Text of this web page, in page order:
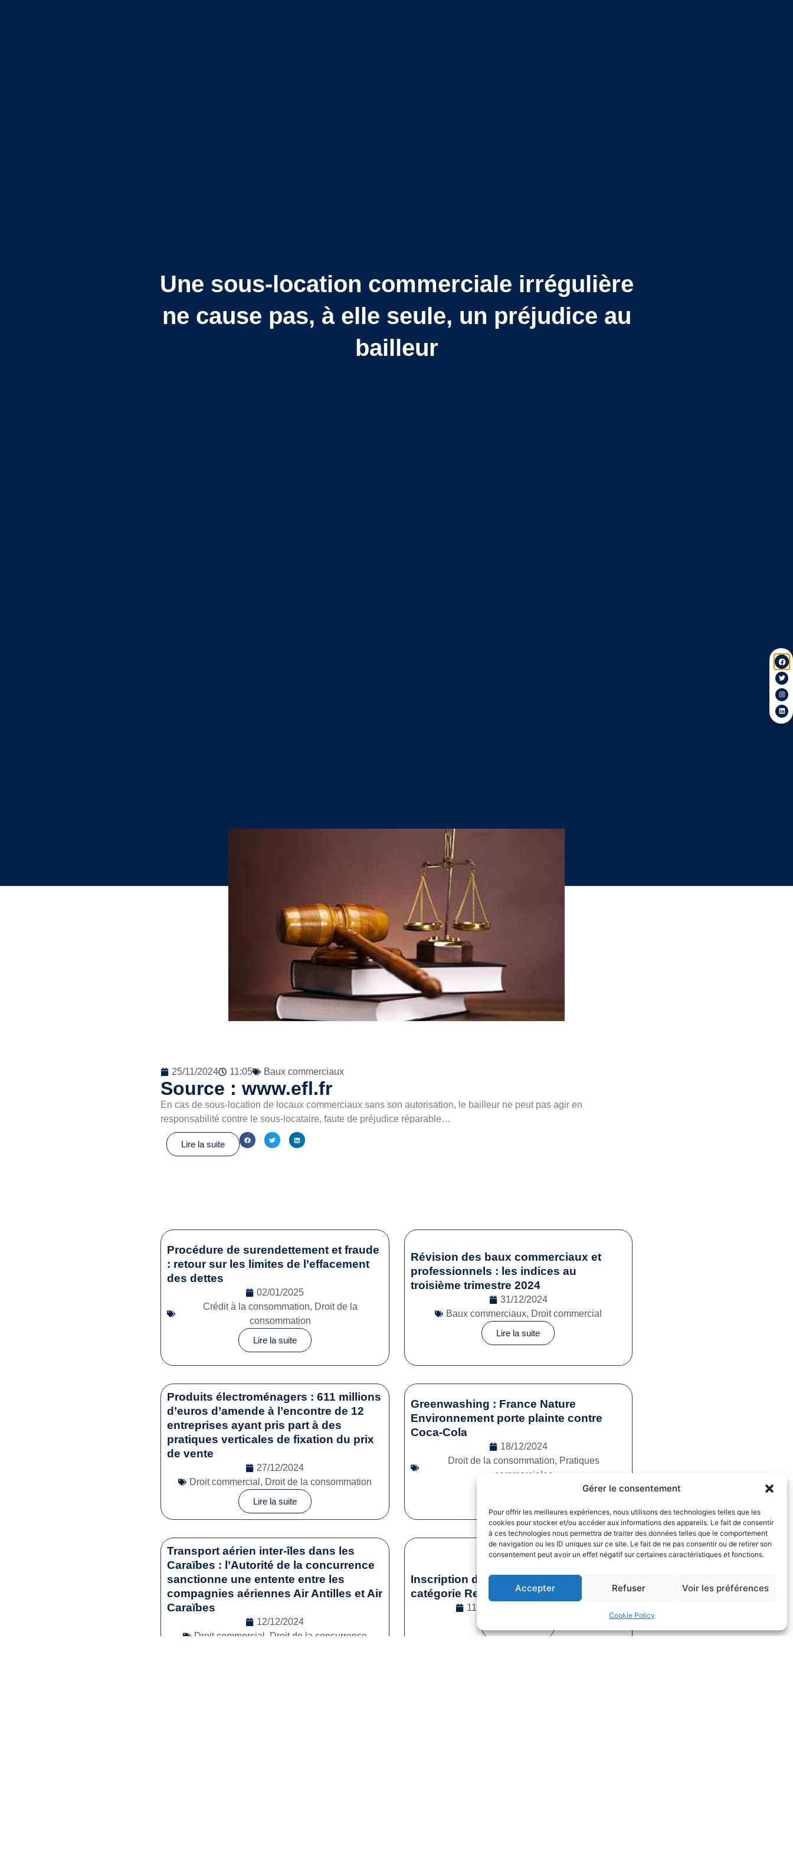
Gérer le consentement
Pour offrir les meilleures expériences, nous utilisons des technologies telles que les
cookies pour stocker et/ou accéder aux informations des appareils. Le fait de consentir
à ces technologies nous permettra de traiter des données telles que le comportement
de navigation ou les ID uniques sur ce site. Le fait de ne pas consentir ou de retirer son
consentement peut avoir un effet négatif sur certaines caractéristiques et fonctions.
Accepter Refuser Voir les préférences
Cookie Policy
Une sous-location commerciale irrégulière
ne cause pas, à elle seule, un préjudice au
bailleur
25/11/2024 11:05 Baux commerciaux
Source : www.efl.fr
En cas de sous-location de locaux commerciaux sans son autorisation, le bailleur ne peut pas agir en
responsabilité contre le sous-locataire, faute de préjudice réparable…
Lire la suite
Procédure de surendettement et fraude
: retour sur les limites de l’effacement
des dettes
02/01/2025
Crédit à la consommation, Droit de la
consommation
Lire la suite
Révision des baux commerciaux et
professionnels : les indices au
troisième trimestre 2024
31/12/2024
Baux commerciaux, Droit commercial
Lire la suite
Produits électroménagers : 611 millions
d’euros d’amende à l’encontre de 12
entreprises ayant pris part à des
pratiques verticales de fixation du prix
de vente
27/12/2024
Droit commercial , Droit de la consommation
Lire la suite
Greenwashing : France Nature
Environnement porte plainte contre
Coca-Cola
18/12/2024
Droit de la consommation, Pratiques
commerciales
Transport aérien inter-îles dans les
Caraïbes : l’Autorité de la concurrence
sanctionne une entente entre les
compagnies aériennes Air Antilles et Air
Caraïbes
12/12/2024
Droit commercial Droit de la concurrence
Inscription des sportifs dans la
catégorie Reconversion
11/12/2024